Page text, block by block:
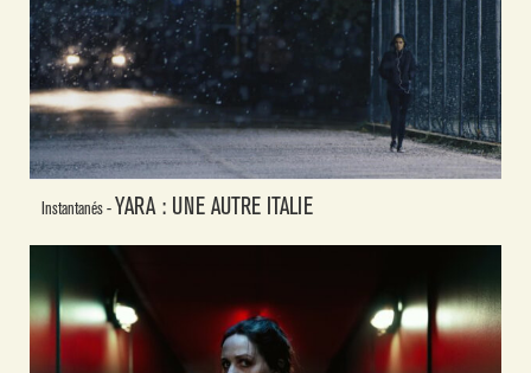
Instantanés -YARA : UNE AUTRE ITALIE